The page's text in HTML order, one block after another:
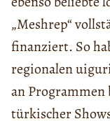
„Meshrep“
finanziert. So
regionalen
an
türkischer